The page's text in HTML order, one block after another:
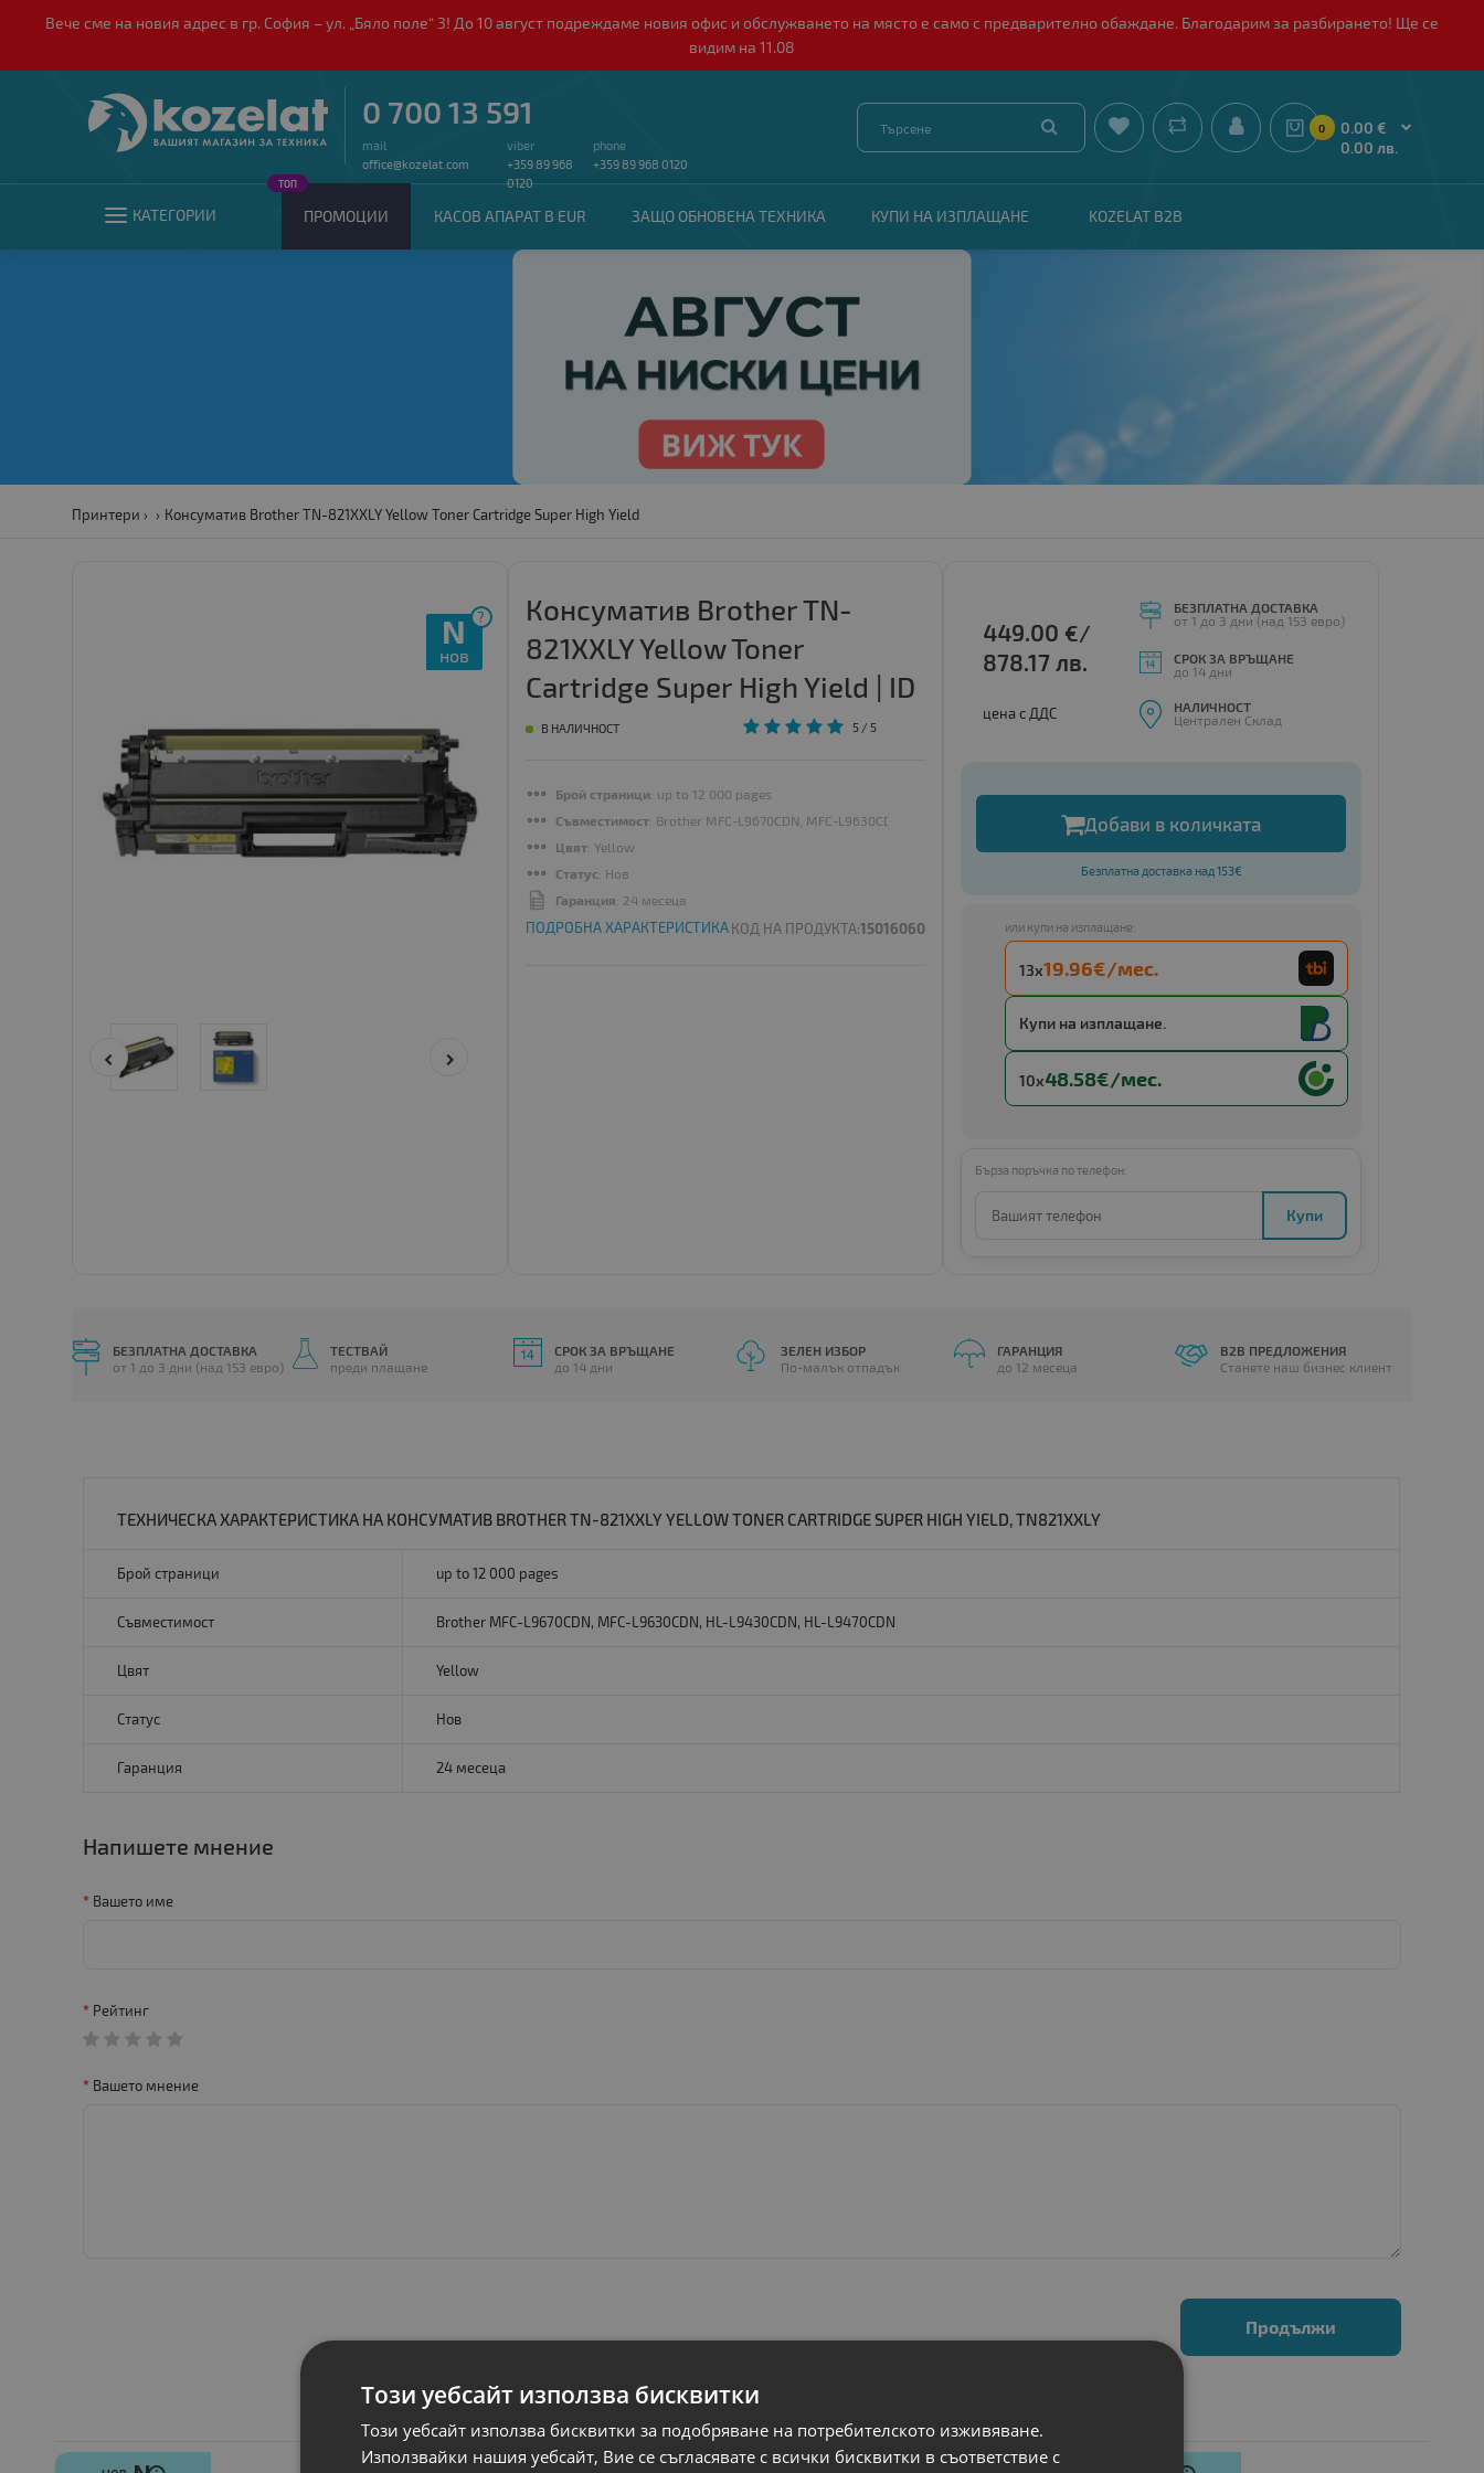
Вече сме на новия адрес в гр. София – ул. „Бяло поле“ 3! До 10 август подреждаме новия офис и обслужването на място е само с предварително обаждане. Благодарим за разбирането! Ще се
видим на 11.08
0 700 13 591
mail
office@kozelat.com
viber
+359 89 968
0120
phone
+359 89 968 0120
 0

0.00 €
0.00 лв.
КАТЕГОРИИ ПРОМОЦИИ
ТОП
КАСОВ АПАРАТ В EUR ЗАЩО ОБНОВЕНА ТЕХНИКА КУПИ НА ИЗПЛАЩАНЕ KOZELAT B2B
Принтери Консуматив Brother TN-821XXLY Yellow Toner Cartridge Super High Yield
?
N
нов
Консуматив Brother TN-
821XXLY Yellow Toner
Cartridge Super High Yield | ID
- 136555
В НАЛИЧНОСТ 5 / 5
Брой страници: up to 12 000 pages
Съвместимост: Brother MFC-L9670CDN, MFC-L9630CDN, HL-L9430CDN, HL-L9470CDN
Цвят: Yellow
Статус: Нов
Гаранция: 24 месеца
ПОДРОБНА ХАРАКТЕРИСТИКА КОД НА ПРОДУКТА:15016060
449.00 €/
878.17 лв.
цена с ДДС
БЕЗПЛАТНА ДОСТАВКА
от 1 до 3 дни (над 153 евро)
СРОК ЗА ВРЪЩАНЕ
до 14 дни
НАЛИЧНОСТ
Централен Склад
Добави в количката
Безплатна доставка над 153€
или купи на изплащане:
Купи с
13 x €39.03 (13 x 76.34 BGN)
13x19.96€/мес.
Купи на изплащане.
10x48.58€/мес.
Бърза поръчка по телефон:
Купи
БЕЗПЛАТНА ДОСТАВКА
от 1 до 3 дни (над 153 евро)
ТЕСТВАЙ
преди плащане
СРОК ЗА ВРЪЩАНЕ
до 14 дни
ЗЕЛЕН ИЗБОР
По-малък отпадък
ГАРАНЦИЯ
до 12 месеца
B2B ПРЕДЛОЖЕНИЯ
Станете наш бизнес клиент
ТЕХНИЧЕСКА ХАРАКТЕРИСТИКА НА КОНСУМАТИВ BROTHER TN-821XXLY YELLOW TONER CARTRIDGE SUPER HIGH YIELD, TN821XXLY
Брой страници up to 12 000 pages
Съвместимост Brother MFC-L9670CDN, MFC-L9630CDN, HL-L9430CDN, HL-L9470CDN
Цвят Yellow
Статус Нов
Гаранция 24 месеца
Напишете мнение
Вашето име
Рейтинг
Вашето мнение
Продължи
Свързани продукти
Този уебсайт използва бисквитки
Този уебсайт използва бисквитки за подобряване на потребителското изживяване.
Използвайки нашия уебсайт, Вие се съгласявате с всички бисквитки в съответствие с